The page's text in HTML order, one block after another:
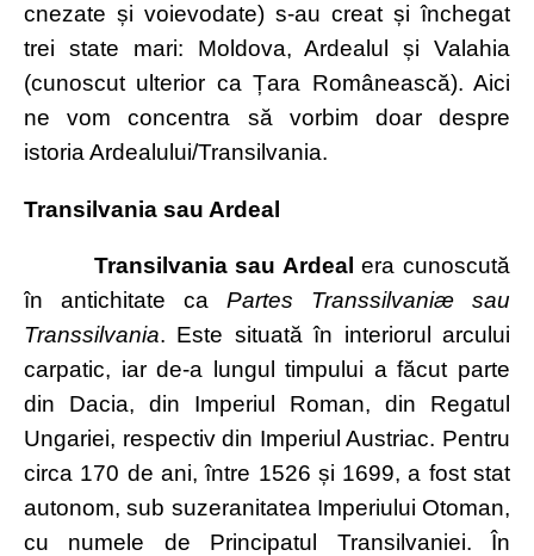
cnezate și voievodate) s-au creat și închegat
trei state mari: Moldova, Ardealul și Valahia
(cunoscut ulterior ca Țara Românească). Aici
ne vom concentra să vorbim doar despre
istoria Ardealului/Transilvania.
Transilvania sau Ardeal
Transilvania sau Ardeal era cunoscută
în antichitate ca Partes Transsilvaniæ sau
Transsilvania. Este situată în interiorul arcului
carpatic, iar de-a lungul timpului a făcut parte
din Dacia, din Imperiul Roman, din Regatul
Ungariei, respectiv din Imperiul Austriac. Pentru
circa 170 de ani, între 1526 și 1699, a fost stat
autonom, sub suzeranitatea Imperiului Otoman,
cu numele de Principatul Transilvaniei. În